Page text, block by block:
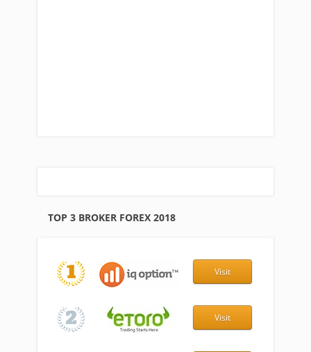
TOP 3 BROKER FOREX 2018
Visit
Visit